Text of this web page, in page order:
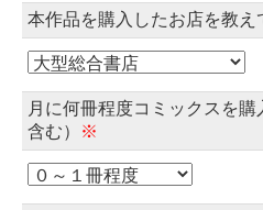
本作品を購入したお店を教え
月に何冊程度コミックスを
含む）
※